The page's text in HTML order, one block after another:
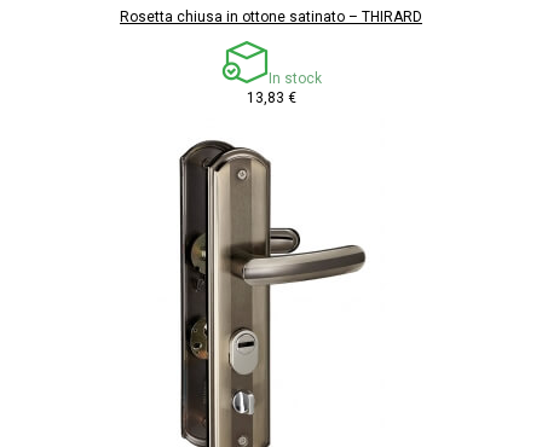
Rosetta chiusa in ottone satinato – THIRARD
In stock
13,83 €